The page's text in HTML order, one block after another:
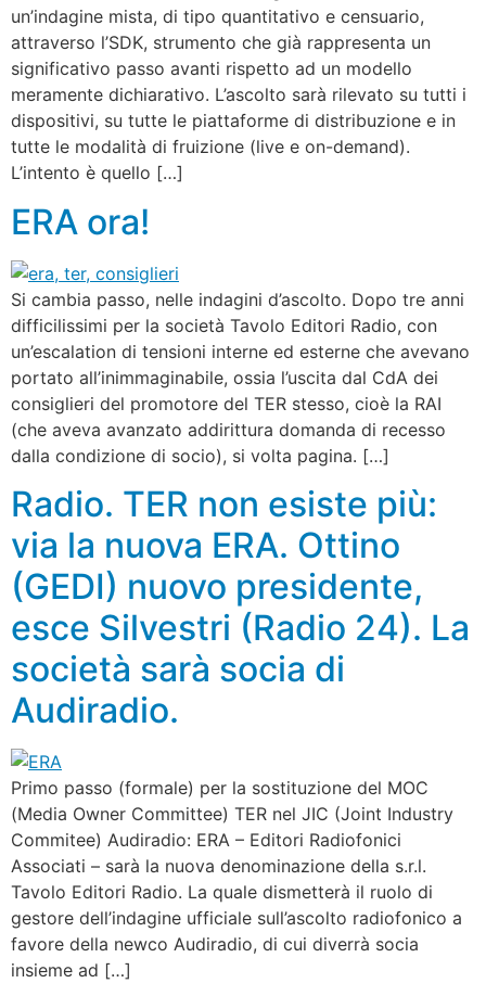
un’indagine mista, di tipo quantitativo e censuario,
attraverso l’SDK, strumento che già rappresenta un
significativo passo avanti rispetto ad un modello
meramente dichiarativo. L’ascolto sarà rilevato su tutti i
dispositivi, su tutte le piattaforme di distribuzione e in
tutte le modalità di fruizione (live e on-demand).
L’intento è quello […]
ERA ora!
Si cambia passo, nelle indagini d’ascolto. Dopo tre anni
difficilissimi per la società Tavolo Editori Radio, con
un’escalation di tensioni interne ed esterne che avevano
portato all’inimmaginabile, ossia l’uscita dal CdA dei
consiglieri del promotore del TER stesso, cioè la RAI
(che aveva avanzato addirittura domanda di recesso
dalla condizione di socio), si volta pagina. […]
Radio. TER non esiste più:
via la nuova ERA. Ottino
(GEDI) nuovo presidente,
esce Silvestri (Radio 24). La
società sarà socia di
Audiradio.
Primo passo (formale) per la sostituzione del MOC
(Media Owner Committee) TER nel JIC (Joint Industry
Commitee) Audiradio: ERA – Editori Radiofonici
Associati – sarà la nuova denominazione della s.r.l.
Tavolo Editori Radio. La quale dismetterà il ruolo di
gestore dell’indagine ufficiale sull’ascolto radiofonico a
favore della newco Audiradio, di cui diverrà socia
insieme ad […]